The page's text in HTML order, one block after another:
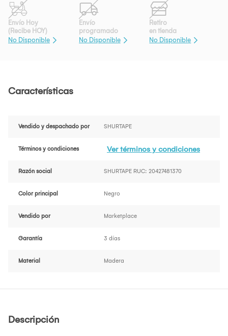
Envío Hoy
(Recibe HOY)
No Disponible
Envío
programado
No Disponible
Retiro
en tienda
No Disponible
Características
Vendido y despachado por SHURTAPE
Términos y condiciones Ver términos y condiciones
Razón social SHURTAPE RUC: 20427481370
Color principal Negro
Vendido por Marketplace
Garantía 3 días
Material Madera
Descripción